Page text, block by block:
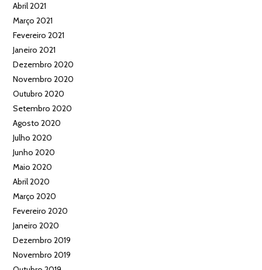
Abril 2021
Março 2021
Fevereiro 2021
Janeiro 2021
Dezembro 2020
Novembro 2020
Outubro 2020
Setembro 2020
Agosto 2020
Julho 2020
Junho 2020
Maio 2020
Abril 2020
Março 2020
Fevereiro 2020
Janeiro 2020
Dezembro 2019
Novembro 2019